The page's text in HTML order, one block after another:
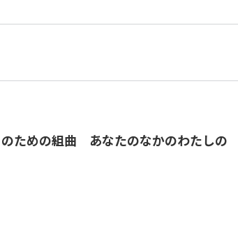
ための組曲 あなたのなかのわたしの